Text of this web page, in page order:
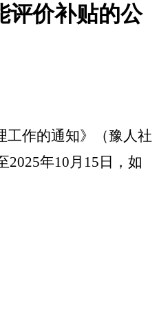
评价补贴的公
工作的通知》（豫人社
2025年10月15日，如